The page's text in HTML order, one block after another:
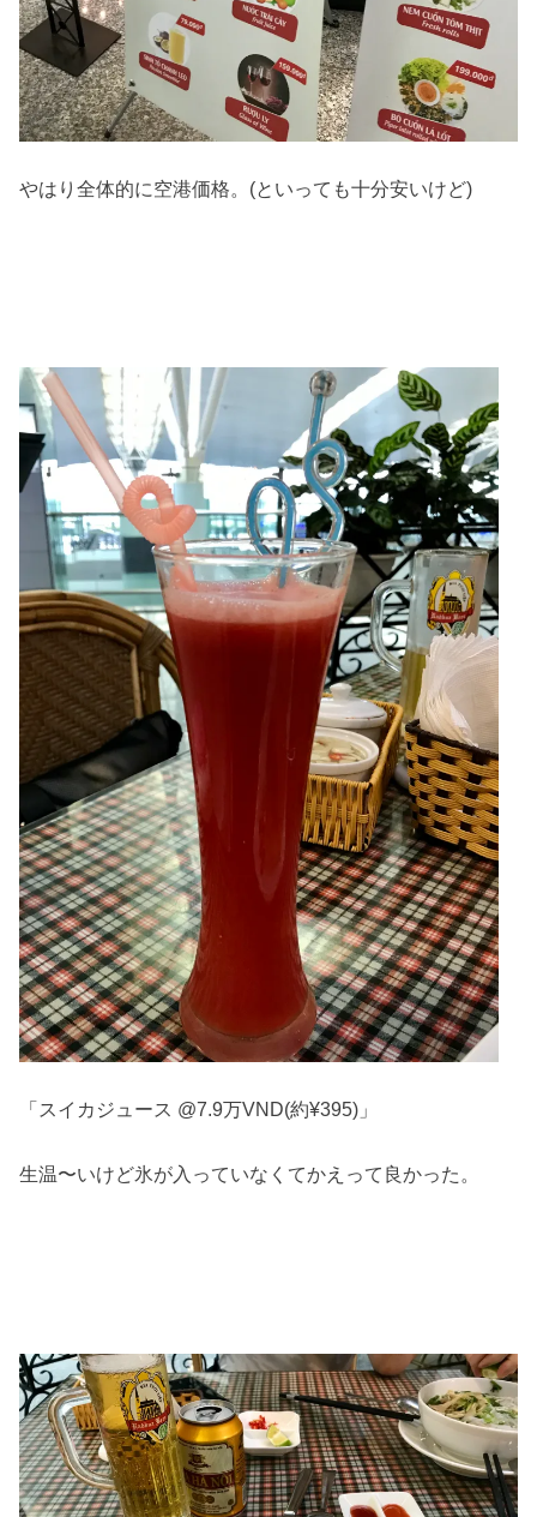
やはり全体的に空港価格。(といっても十分安いけど)
「スイカジュース @7.9万VND(約¥395)」
生温〜いけど氷が入っていなくてかえって良かった。